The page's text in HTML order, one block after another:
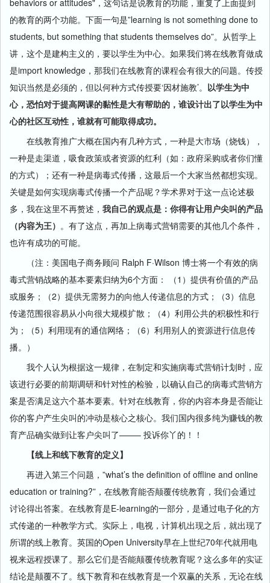
behaviors or attitudes"，这句话是说教育的功能，重复了上面提到
的教育的两个功能。下面一句是”learning is not something done to
students, but something that students themselves do”。从哲学上
讲，这个是建构主义的，要以学生为中心。如果我们将在线教育做成
是import knowledge，那我们在线教育的课程会有很大的问题。传授
知识当然是必须的，但以何种方式传授要‘因材施教’。 以学生为中
心，恐怕对于提高网课的黏性是大有帮助的，谁设计出了以学生为中
心的社区互动性，谁就有可能取得成功。
在线教育推广大概在国内有几种方式，一种是大市场（烧钱），
一种是走渠道，吸食政策或者资源的红利（如：政府采购或者你们懂
的方式）；还有一种是病毒式传播，这最后一个大家当然都想实现。
关键是如何实现病毒式传播一个产品呢？学术界对于这一点论述极
多，我在这里不再赘述， 我自己的观点是：你得有让用户尖叫的产品
（内容为王） 。有了这点，再加上病毒式营销需要的其他几个条件，
也许有成功的可能。
（注：美国电子商务顾问 Ralph F·Wilson 博士将一个有效的病
毒式营销战略的基本要素归纳为6个方面： （1）提供有价值的产品
或服务；（2）提供无需努力的向他人传递信息的方式；（3）信息
传递范围很容易从小向很大规模扩散；（4）利用公共的积极性和行
为；（5）利用现有的通信网络；（6）利用别人的资源进行信息传
播。）
我个人认为根据这一规律，在制定和实施病毒式营销计划时，应
该进行必要的前期调研和针对性的检验，以确认自己的病毒式营销方
案是否满足这六个基本要素。针对在线教育，你的内容本身是否能让
你的客户产生尖叫的冲动是核心之核心。我们国内很多纯为赚钱的教
育产品确实做到让客户尖叫了——– 投诉你丫的！！
【线上和线下教育的定义】
再进入第三个问题，”what’s the definition of offline and online
education or training?”，在线教育能否颠覆传统教育，我们会通过
讨论得出答案。在线教育是E-learning的一部分，是通过电子化的方
式传递的一种教学方式。实际上，电视，计算机出现之后，就出现了
所谓的线上教育。英国的Open University早在上世纪70年代就用电
视来远程授课了。那么它们是否能颠覆传统教育呢？这么多年的实证
结论是颠覆不了。线下教育和在线教育是一个双赢的关系，无论在线